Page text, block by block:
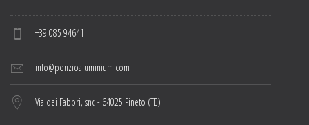
+39 085 94641
info@ponzioaluminium.com
Via dei Fabbri, snc - 64025 Pineto (TE)